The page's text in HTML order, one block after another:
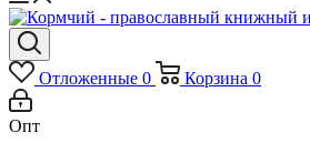
Отложенные 0 Корзина 0
Опт